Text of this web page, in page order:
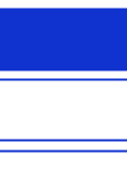
dovuti
di
nella
it/news/